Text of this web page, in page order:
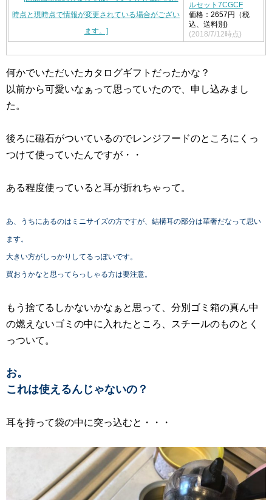
ルセット7CGCF
価格：2657円（税
込、送料別)
(2018/7/12時点)
何かでいただいたカタログギフトだったかな？
以前から可愛いなぁって思っていたので、申し込みまし
た。
後ろに磁石がついているのでレンジフードのところにくっ
つけて使っていたんですが・・
ある程度使っていると耳が折れちゃって。
あ、うちにあるのはミニサイズの方ですが、結構耳の部分は華奢だなって思い
ます。
大きい方がしっかりしてるっぽいです。
買おうかなと思ってらっしゃる方は要注意。
もう捨てるしかないかなぁと思って、分別ゴミ箱の真ん中
の燃えないゴミの中に入れたところ、スチールのものとく
っついて。
お。
これは使えるんじゃないの？
耳を持って袋の中に突っ込むと・・・